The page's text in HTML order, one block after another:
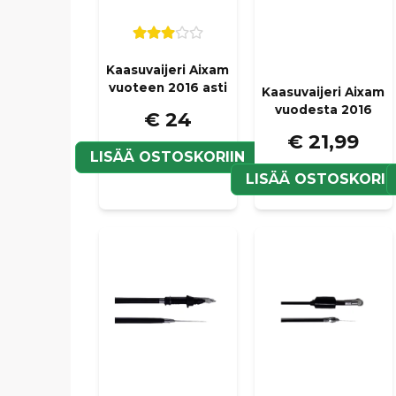
Kaasuvaijeri Aixam
vuoteen 2016 asti
€ 24
LISÄÄ OSTOSKORIIN
Kaasuvaijeri Aixam
vuodesta 2016
€ 21,99
LISÄÄ OSTOSKORIIN